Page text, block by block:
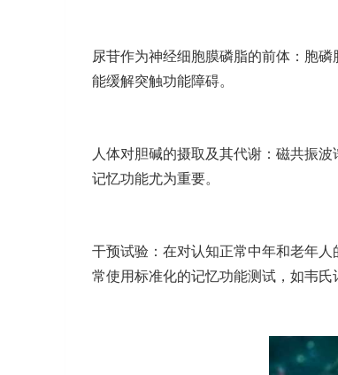
尿苷作为神经细胞膜磷脂的前体：胞
能缓解突触功能障碍。
人体对胆碱的摄取及其代谢：磁共振
记忆功能尤为重要。
干预试验：在对认知正常中年和老年
常使用标准化的记忆功能测试，如韦氏